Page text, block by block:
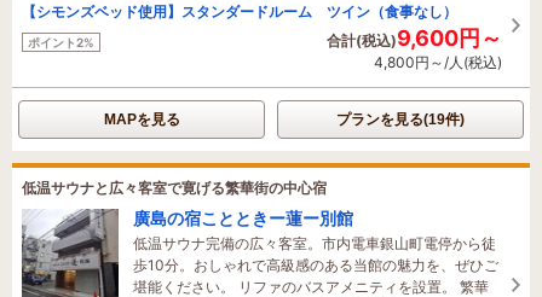
【シモンズベッド使用】スタンダードルーム ツイン（食事なし）
ポイント2% 合計(税込)9,600円～
4,800円～/人(税込)
MAPを見る プランを見る(19件)
低温サウナと広々客室で寛げる繁華街の中心宿
廣島の宿ことときー蓮ー別館
低温サウナ完備の広々客室。市内電車銀山町電停から徒
歩10分。おしゃれで高級感のある当館の魅力を、ぜひご
堪能ください。 リファのバスアメニティを設置。 繁華